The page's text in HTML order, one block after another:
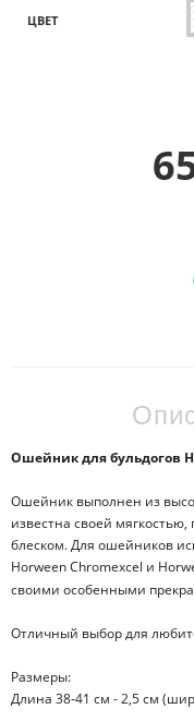
ЦВЕТ
Ошейник для бульдогов
Ошейник выполнен из
известна своей
блеском. Для ошейников
Horween Chromexcel и
своими особенными
Отличный выбор для
Размеры:
Длина 38-41 см - 2,5 см